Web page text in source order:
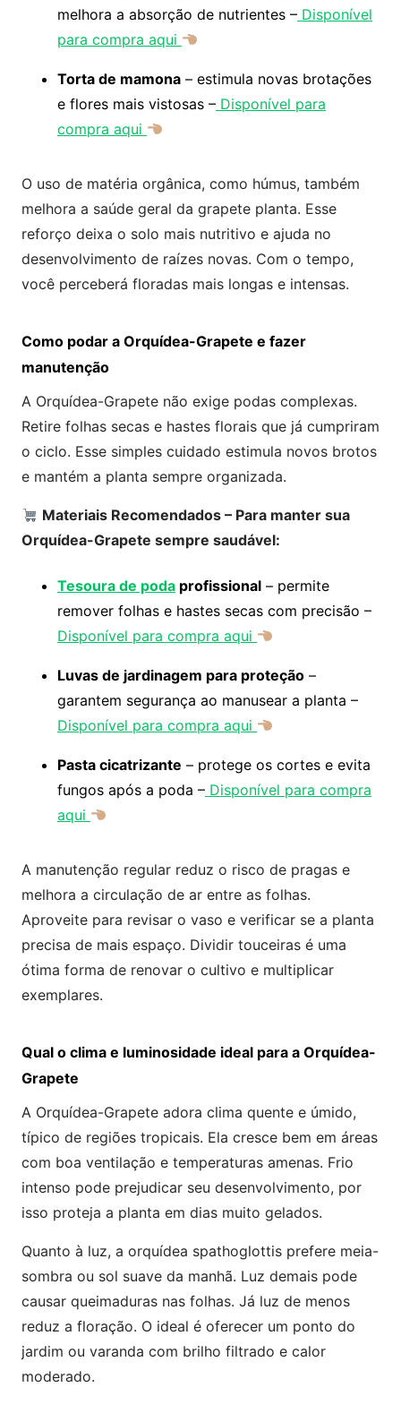
melhora a absorção de nutrientes – Disponível
para compra aqui
Torta de mamona – estimula novas brotações
e flores mais vistosas – Disponível para
compra aqui
O uso de matéria orgânica, como húmus, também
melhora a saúde geral da grapete planta. Esse
reforço deixa o solo mais nutritivo e ajuda no
desenvolvimento de raízes novas. Com o tempo,
você perceberá floradas mais longas e intensas.
Como podar a Orquídea-Grapete e fazer
manutenção
A Orquídea-Grapete não exige podas complexas.
Retire folhas secas e hastes florais que já cumpriram
o ciclo. Esse simples cuidado estimula novos brotos
e mantém a planta sempre organizada.
Materiais Recomendados – Para manter sua
Orquídea-Grapete sempre saudável:
Tesoura de poda profissional – permite
remover folhas e hastes secas com precisão –
Disponível para compra aqui
Luvas de jardinagem para proteção –
garantem segurança ao manusear a planta –
Disponível para compra aqui
Pasta cicatrizante – protege os cortes e evita
fungos após a poda – Disponível para compra
aqui
A manutenção regular reduz o risco de pragas e
melhora a circulação de ar entre as folhas.
Aproveite para revisar o vaso e verificar se a planta
precisa de mais espaço. Dividir touceiras é uma
ótima forma de renovar o cultivo e multiplicar
exemplares.
Qual o clima e luminosidade ideal para a Orquídea-
Grapete
A Orquídea-Grapete adora clima quente e úmido,
típico de regiões tropicais. Ela cresce bem em áreas
com boa ventilação e temperaturas amenas. Frio
intenso pode prejudicar seu desenvolvimento, por
isso proteja a planta em dias muito gelados.
Quanto à luz, a orquídea spathoglottis prefere meia-
sombra ou sol suave da manhã. Luz demais pode
causar queimaduras nas folhas. Já luz de menos
reduz a floração. O ideal é oferecer um ponto do
jardim ou varanda com brilho filtrado e calor
moderado.